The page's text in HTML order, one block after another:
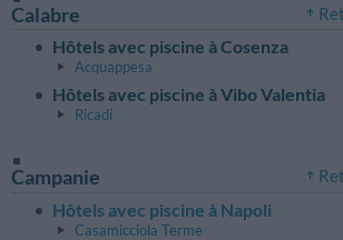
Calabre
Hôtels avec piscine à Cosenza
Acquappesa
Hôtels avec piscine à Vibo Valentia
Ricadi
Campanie
Hôtels avec piscine à Napoli
Casamicciola Terme